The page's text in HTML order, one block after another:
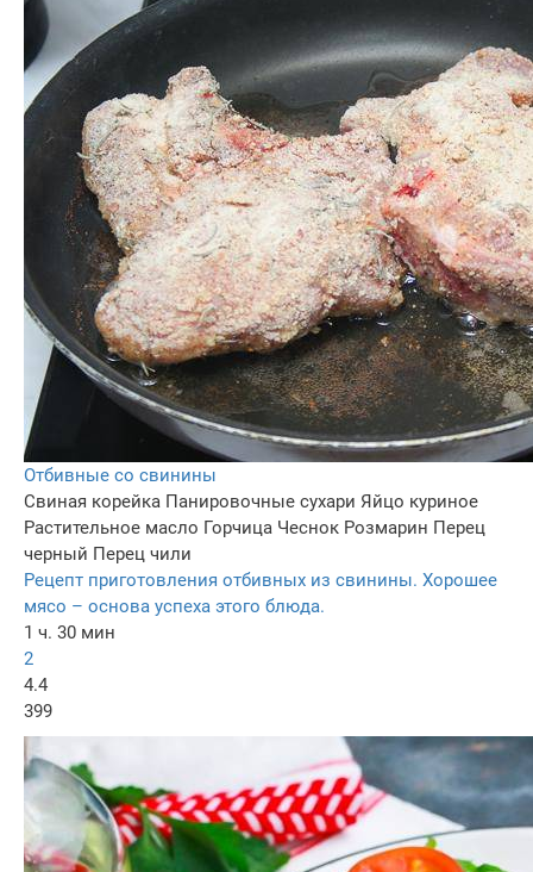
Отбивные со свинины
Свиная корейка Панировочные сухари Яйцо куриное
Растительное масло Горчица Чеснок Розмарин Перец
черный Перец чили
Рецепт приготовления отбивных из свинины. Хорошее
мясо – основа успеха этого блюда.
1 ч. 30 мин
2
4.4
399